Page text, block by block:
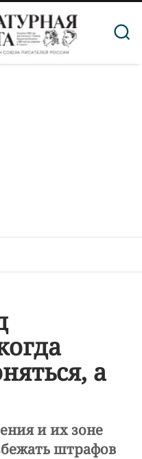
а
и их зоне
штрафов